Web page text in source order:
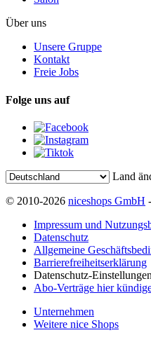
Über uns
Unsere Gruppe
Kontakt
Freie Jobs
Folge uns auf
Land
© 2010-2026 niceshops GmbH
Impressum und
Datenschutz
Allgemeine
Barrierefreiheitserklärung
Datenschutz-Einstellungen
Abo-Verträge hier
Unternehmen
Weitere nice Shops